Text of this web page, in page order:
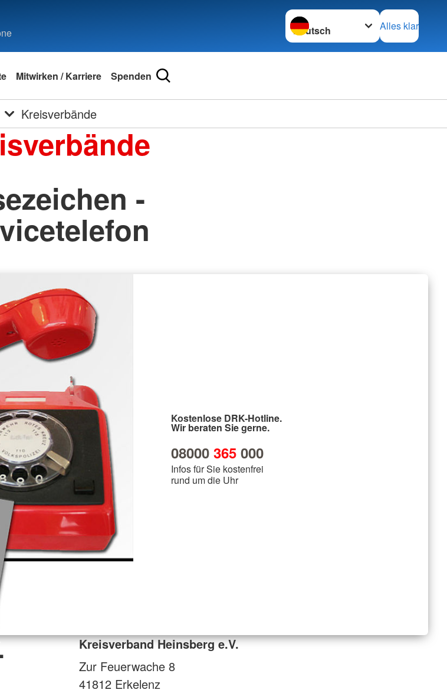
Sprache wechseln zu
Alles klar
Mitwirken / Karriere Spenden
Kreisverbände
-
Kostenlose DRK-Hotline.
Wir beraten Sie gerne.
08000 365 000
Infos für Sie kostenfrei
rund um die Uhr
Kreisverband Heinsberg e.V.
Zur Feuerwache 8
41812 Erkelenz